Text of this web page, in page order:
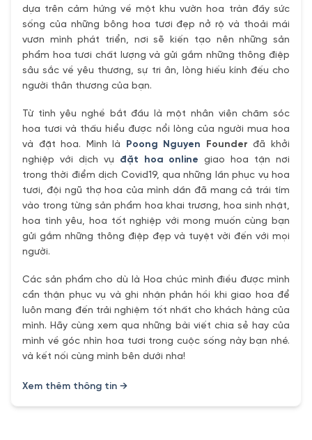
dựa trên cảm hứng về một khu vườn hoa tràn đầy sức
sống của những bông hoa tươi đẹp nở rộ và thoải mái
vươn mình phát triển, nơi sẽ kiến tạo nên những sản
phẩm hoa tươi chất lượng và gửi gắm những thông điệp
sâu sắc về yêu thương, sự tri ân, lòng hiếu kính đếu cho
người thân thương của bạn.
Từ tình yêu nghề bắt đầu là một nhân viên chăm sóc
hoa tươi và thấu hiểu được nổi lòng của người mua hoa
và đặt hoa. Mình là
Poong Nguyen Founder đã khởi
nghiệp với dịch vụ đặt hoa online giao hoa tận nơi
trong thời điểm dịch Covid19, qua những lần phục vụ hoa
tươi, đội ngũ thợ hoa của mình dần đã mang cả trái tím
vào trong từng sản phẩm hoa khai trương, hoa sinh nhật,
hoa tình yêu, hoa tốt nghiệp với mong muốn cùng bạn
gửi gắm những thông điệp đẹp và tuyệt vời đến với mọi
người.
Các sản phẩm cho dù là Hoa chúc mình điều được mình
cẩn thận phục vụ và ghi nhận phản hồi khi giao hoa để
luôn mang đến trải nghiệm tốt nhất cho khách hàng của
mình. Hãy cùng xem qua những bài viết chia sẻ hay của
mình về góc nhìn hoa tươi trong cuộc sống này bạn nhé.
và kết nối cùng mình bên dưới nha!
Xem thêm thông tin →